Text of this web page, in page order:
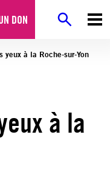
DON
yeux à la Roche-sur-Yon
à la